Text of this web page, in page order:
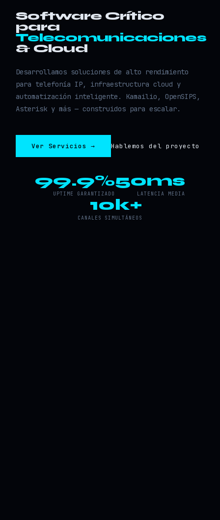
Software Crítico
para
Telecomunicaciones
& Cloud
Desarrollamos soluciones de alto rendimiento
para telefonía IP, infraestructura cloud y
automatización inteligente. Kamailio, OpenSIPS,
Asterisk y más — construidos para escalar.
Ver Servicios → Hablemos del proyecto
99.9%
UPTIME GARANTIZADO
50ms
LATENCIA MEDIA
10k+
CANALES SIMULTÁNEOS